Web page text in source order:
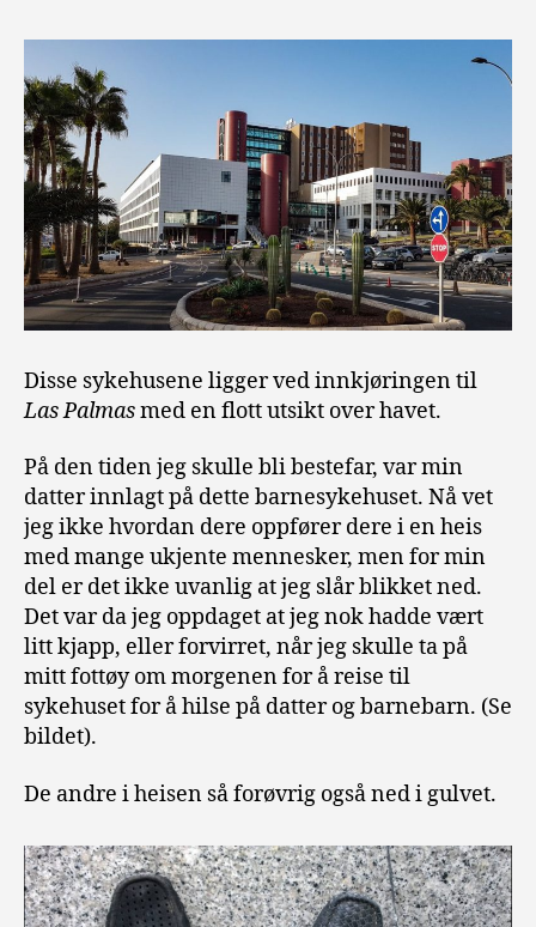
Disse sykehusene ligger ved innkjøringen til
Las Palmasmed en flott utsikt over havet.
På den tiden jeg skulle bli bestefar, var min
datter innlagt på dette barnesykehuset. Nå vet
jeg ikke hvordan dere oppfører dere i en heis
med mange ukjente mennesker, men for min
del er det ikke uvanlig at jeg slår blikket ned.
Det var da jeg oppdaget at jeg nok hadde vært
litt kjapp, eller forvirret, når jeg skulle ta på
mitt fottøy om morgenen for å reise til
sykehuset for å hilse på datter og barnebarn. (Se
bildet).
De andre i heisen så forøvrig også ned i gulvet.